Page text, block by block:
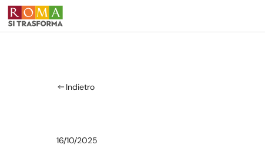
Salta al contenuto principale
Indietro
16/10/2025